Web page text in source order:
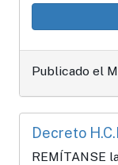
Publicado el
Decreto
REMÍTANSE